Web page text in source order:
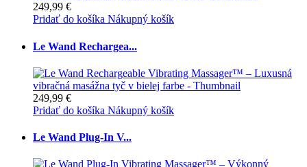
249,99 €
Pridať do košíka Nákupný košík
Le Wand Rechargea...
249,99 €
Pridať do košíka Nákupný košík
Le Wand Plug-In V...